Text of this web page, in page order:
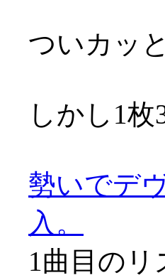
ついカッ
しかし1
勢いでデ
入。
1曲目の